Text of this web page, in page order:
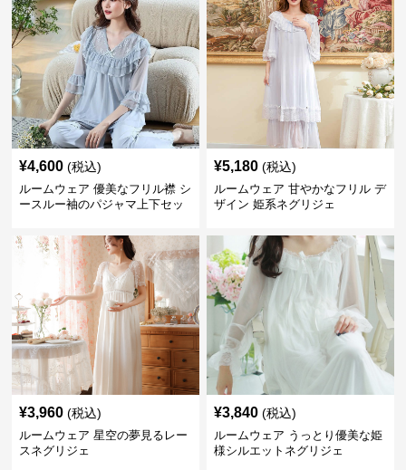
¥4,600 (税込)
ルームウェア 優美なフリル襟 シ
ースルー袖のパジャマ上下セッ
¥5,180 (税込)
ルームウェア 甘やかなフリル デ
ザイン 姫系ネグリジェ
¥3,960 (税込)
ルームウェア 星空の夢見るレー
スネグリジェ
¥3,840 (税込)
ルームウェア うっとり優美な姫
様シルエットネグリジェ